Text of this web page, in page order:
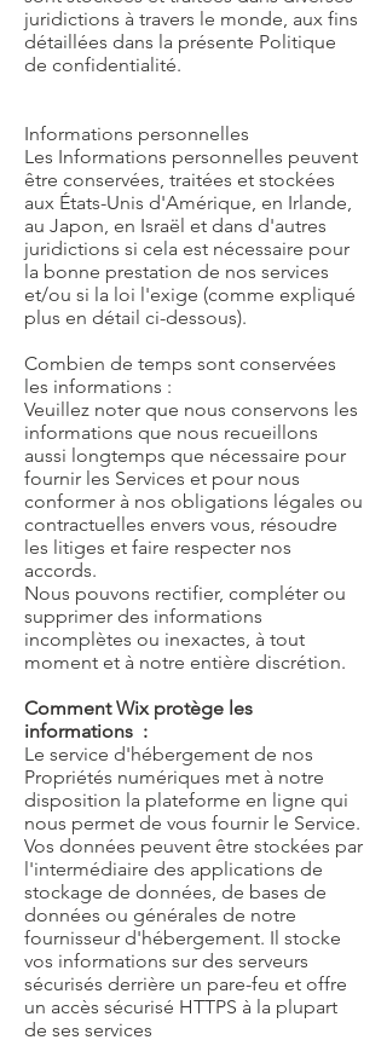
juridictions à travers le monde, aux fins
détaillées dans la présente Politique
de confidentialité.
Informations personnelles
Les Informations personnelles peuvent
être conservées, traitées et stockées
aux États-Unis d'Amérique, en Irlande,
au Japon, en Israël et dans d'autres
juridictions si cela est nécessaire pour
la bonne prestation de nos services
et/ou si la loi l'exige (comme expliqué
plus en détail ci-dessous).
Combien de temps sont conservées
les informations :
Veuillez noter que nous conservons les
informations que nous recueillons
aussi longtemps que nécessaire pour
fournir les Services et pour nous
conformer à nos obligations légales ou
contractuelles envers vous, résoudre
les litiges et faire respecter nos
accords.
Nous pouvons rectifier, compléter ou
supprimer des informations
incomplètes ou inexactes, à tout
moment et à notre entière discrétion.
Comment Wix protège les
informations :
Le service d'hébergement de nos
Propriétés numériques met à notre
disposition la plateforme en ligne qui
nous permet de vous fournir le Service.
Vos données peuvent être stockées par
l'intermédiaire des applications de
stockage de données, de bases de
données ou générales de notre
fournisseur d'hébergement. Il stocke
vos informations sur des serveurs
sécurisés derrière un pare-feu et offre
un accès sécurisé HTTPS à la plupart
de ses services